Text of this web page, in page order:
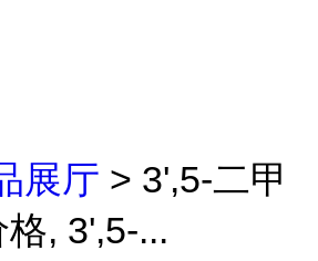
展厅 > 3',5-二甲
, 3',5-...